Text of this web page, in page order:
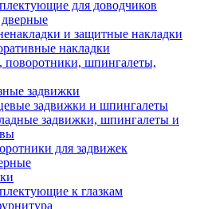
для доводчиков
и защитные накладки
накладки
поворотники, шпингалеты,
задвижки
задвижки и шпингалеты
задвижки, шпингалеты и
для задвижек
к глазкам